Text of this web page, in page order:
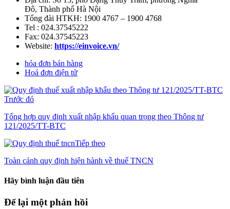
Đô, Thành phố Hà Nội
Tổng đài HTKH: 1900 4767 – 1900 4768
Tel : 024.37545222
Fax: 024.37545223
Website: https://einvoice.vn/
hóa đơn bán hàng
Hoá đơn điện tử
Trước đó
Tổng hợp quy định xuất nhập khẩu quan trọng theo Thông tư
121/2025/TT-BTC
Tiếp theo
Toàn cảnh quy định hiện hành về thuế TNCN
Hãy bình luận đầu tiên
Để lại một phản hồi